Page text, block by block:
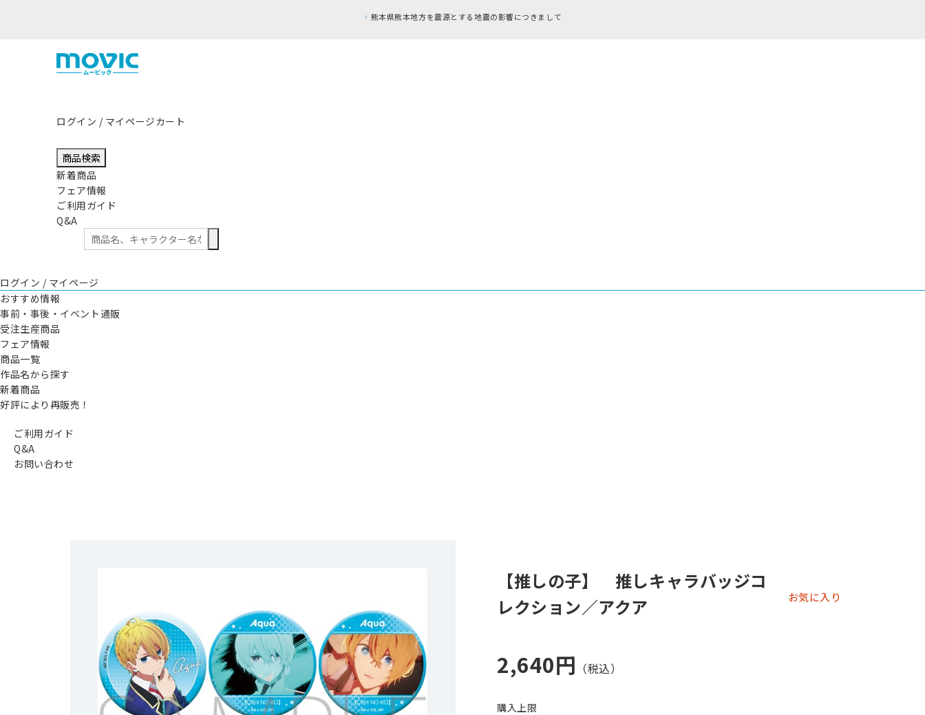
熊本県熊本地方を震源とする地震の影響につきまして
ログイン / マイページカート
商品検索
新着商品
フェア情報
ご利用ガイド
Q&A
ログイン / マイページ
おすすめ情報
事前・事後・イベント通販
受注生産商品
フェア情報
商品一覧
作品名から探す
新着商品
好評により再販売！
ご利用ガイド
Q&A
お問い合わせ
【推しの子】 推しキャラバッジコ
レクション／アクア
お気に入り
2,640円
購入上限